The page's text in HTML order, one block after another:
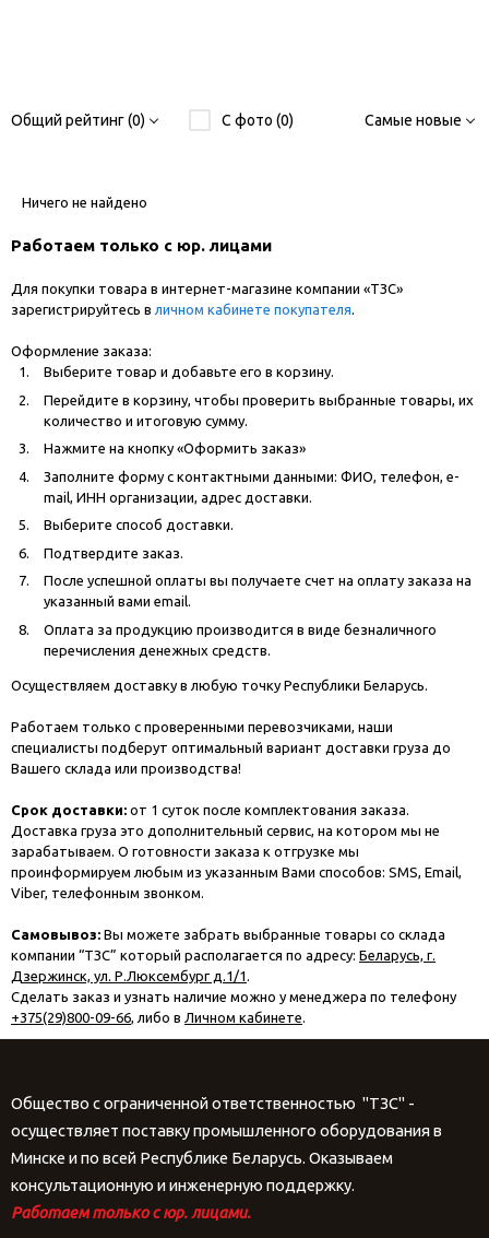
Общий рейтинг (0) С фото (0) Самые новые
Ничего не найдено
Работаем только с юр. лицами
Для покупки товара в интернет-магазине компании «ТЗС»
зарегистрируйтесь в личном кабинете покупателя.
Оформление заказа:
Выберите товар и добавьте его в корзину.
Перейдите в корзину, чтобы проверить выбранные товары, их
количество и итоговую сумму.
Нажмите на кнопку «Оформить заказ»
Заполните форму с контактными данными: ФИО, телефон, e-
mail, ИНН организации, адрес доставки.
Выберите способ доставки.
Подтвердите заказ.
После успешной оплаты вы получаете счет на оплату заказа на
указанный вами email.
Оплата за продукцию производится в виде безналичного
перечисления денежных средств.
Осуществляем доставку в любую точку Республики Беларусь.
Работаем только с проверенными перевозчиками, наши
специалисты подберут оптимальный вариант доставки груза до
Вашего склада или производства!
Срок доставки: от 1 суток после комплектования заказа.
Доставка груза это дополнительный сервис, на котором мы не
зарабатываем. О готовности заказа к отгрузке мы
проинформируем любым из указанным Вами способов: SMS, Email,
Viber, телефонным звонком.
Самовывоз: Вы можете забрать выбранные товары со склада
компании “ТЗС” который располагается по адресу: Беларусь, г.
Дзержинск, ул. Р.Люксембург д.1/1 .
Сделать заказ и узнать наличие можно у менеджера по телефону
+375(29)800-09-66, либо в Личном кабинете.
Общество с ограниченной ответственностью "ТЗС" -
осуществляет поставку промышленного оборудования в
Минске и по всей Республике Беларусь. Оказываем
консультационную и инженерную поддержку.
Работаем только с юр. лицами.